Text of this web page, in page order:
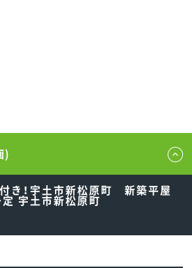
)
き！宇土市新松原町 新築平屋
宇土市新松原町